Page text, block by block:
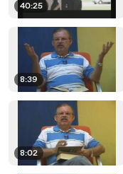
40:25
8:39
8:02